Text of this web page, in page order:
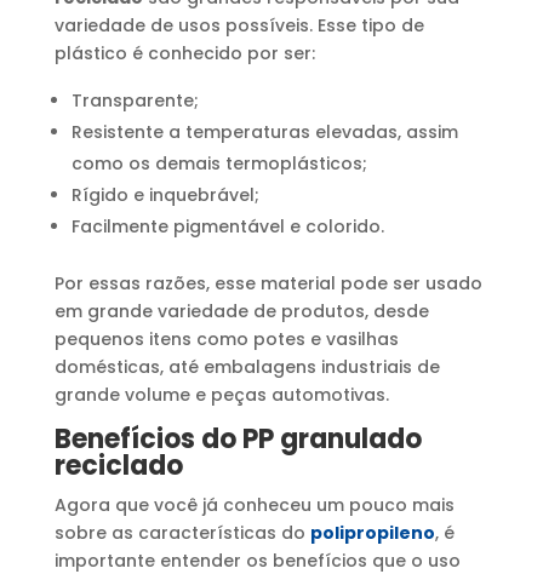
variedade de usos possíveis. Esse tipo de
plástico é conhecido por ser:
Transparente;
Resistente a temperaturas elevadas, assim
como os demais termoplásticos;
Rígido e inquebrável;
Facilmente pigmentável e colorido.
Por essas razões, esse material pode ser usado
em grande variedade de produtos, desde
pequenos itens como potes e vasilhas
domésticas, até embalagens industriais de
grande volume e peças automotivas.
Benefícios do PP granulado
reciclado
Agora que você já conheceu um pouco mais
sobre as características do polipropileno, é
importante entender os benefícios que o uso